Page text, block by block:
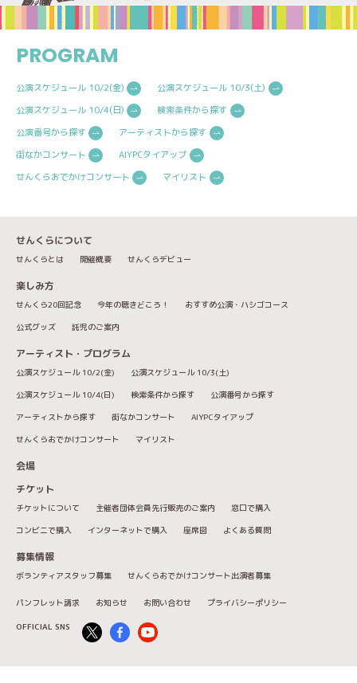
PROGRAM
公演スケジュール 10/2(金)
公演スケジュール 10/3(土)
公演スケジュール 10/4(日)
検索条件から探す
公演番号から探す
アーティストから探す
街なかコンサート
AIYPCタイアップ
せんくらおでかけコンサート
マイリスト
せんくらについて
せんくらとは 開催概要 せんくらデビュー
楽しみ方
せんくら20回記念 今年の聴きどころ！
おすすめ公演・ハシゴコース
公式グッズ
託児のご案内
アーティスト・プログラム
公演スケジュール 10/2(金)
公演スケジュール 10/3(土)
公演スケジュール 10/4(日)
検索条件から探す
公演番号から探す
アーティストから探す
街なかコンサート
AIYPCタイアップ
せんくらおでかけコンサート
マイリスト
会場
チケット
チケットについて 主催者団体会員先行販売のご案内
窓口で購入
コンビニで購入
インターネットで購入 座席図 よくある質問
募集情報
ボランティアスタッフ募集 せんくらおでかけコンサート出演者募集
パンフレット請求 お知らせ お問い合わせ プライバシーポリシー
OFFICIAL SNS